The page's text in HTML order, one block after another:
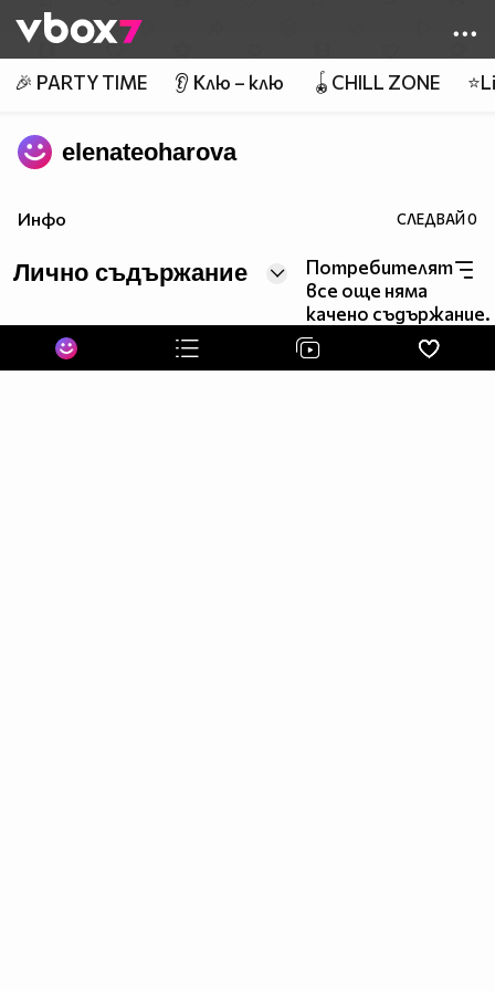
👾
🎉 PARTY TIME 👂 Клю – клю 🪀CHILL ZONE
elenateoharova
Инфо СЛЕДВАЙ0
Лично съдържание
Потребителят
все още няма
качено съдържание.